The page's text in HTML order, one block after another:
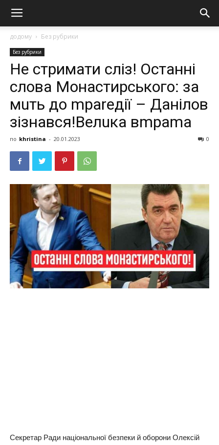
додому Без рубрики
Без рубрики
Не стримати сліз! Останні
слова Монастирського: за
мuть до mраrедії – Данілов
зізнався!Велuка вmраmа
по khristina - 20.01.2023 0
Секретар Ради національної безпеки й оборони Олексій